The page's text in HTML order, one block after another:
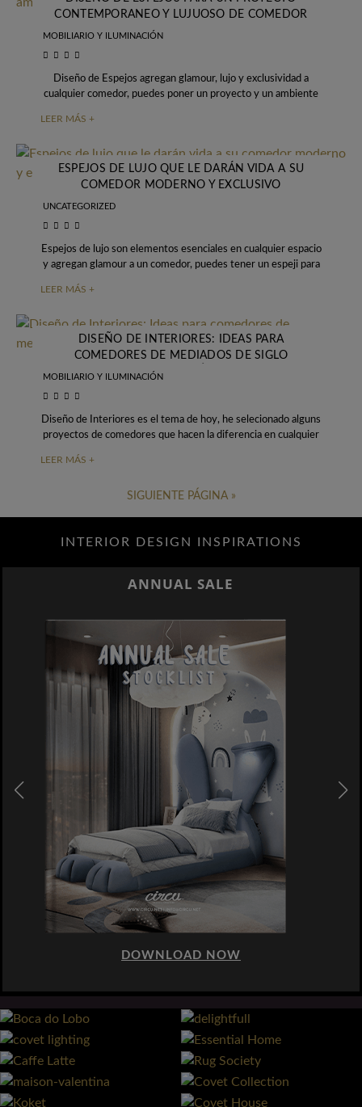
CONTEMPORANEO Y LUJUOSO DE COMEDOR
MOBILIARIO Y ILUMINACIÓN
Diseño de Espejos agregan glamour, lujo y exclusividad a
cualquier comedor, puedes poner un proyecto y un ambiente
LEER MÁS +
ESPEJOS DE LUJO QUE LE DARÁN VIDA A SU
COMEDOR MODERNO Y EXCLUSIVO
UNCATEGORIZED
Espejos de lujo son elementos esenciales en cualquier espacio
y agregan glamour a un comedor, puedes tener un espeji para
LEER MÁS +
DISEÑO DE INTERIORES: IDEAS PARA
COMEDORES DE MEDIADOS DE SIGLO
CONTEMPORÁNEOS
MOBILIARIO Y ILUMINACIÓN
Diseño de Interiores es el tema de hoy, he selecionado alguns
proyectos de comedores que hacen la diferencia en cualquier
LEER MÁS +
SIGUIENTE PÁGINA »
INTERIOR DESIGN INSPIRATIONS
ANNUAL SALE
DOWNLOAD NOW